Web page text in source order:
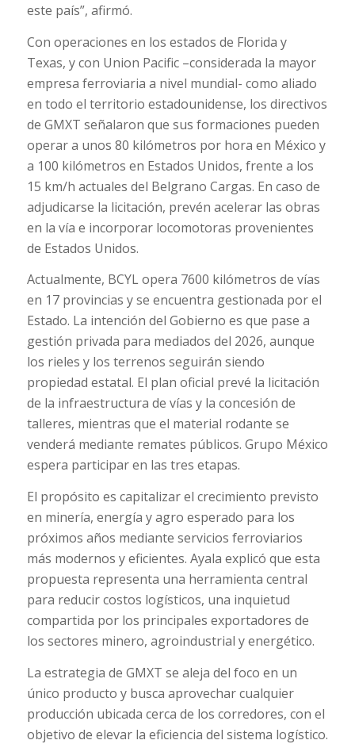
este país”, afirmó.
Con operaciones en los estados de Florida y
Texas, y con Union Pacific –considerada la mayor
empresa ferroviaria a nivel mundial- como aliado
en todo el territorio estadounidense, los directivos
de GMXT señalaron que sus formaciones pueden
operar a unos 80 kilómetros por hora en México y
a 100 kilómetros en Estados Unidos, frente a los
15 km/h actuales del Belgrano Cargas. En caso de
adjudicarse la licitación, prevén acelerar las obras
en la vía e incorporar locomotoras provenientes
de Estados Unidos.
Actualmente, BCYL opera 7600 kilómetros de vías
en 17 provincias y se encuentra gestionada por el
Estado. La intención del Gobierno es que pase a
gestión privada para mediados del 2026, aunque
los rieles y los terrenos seguirán siendo
propiedad estatal. El plan oficial prevé la licitación
de la infraestructura de vías y la concesión de
talleres, mientras que el material rodante se
venderá mediante remates públicos. Grupo México
espera participar en las tres etapas.
El propósito es capitalizar el crecimiento previsto
en minería, energía y agro esperado para los
próximos años mediante servicios ferroviarios
más modernos y eficientes. Ayala explicó que esta
propuesta representa una herramienta central
para reducir costos logísticos, una inquietud
compartida por los principales exportadores de
los sectores minero, agroindustrial y energético.
La estrategia de GMXT se aleja del foco en un
único producto y busca aprovechar cualquier
producción ubicada cerca de los corredores, con el
objetivo de elevar la eficiencia del sistema logístico.